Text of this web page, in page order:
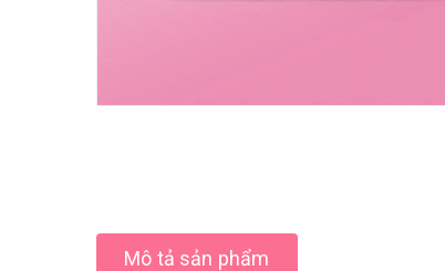
Mô tả sản phẩm